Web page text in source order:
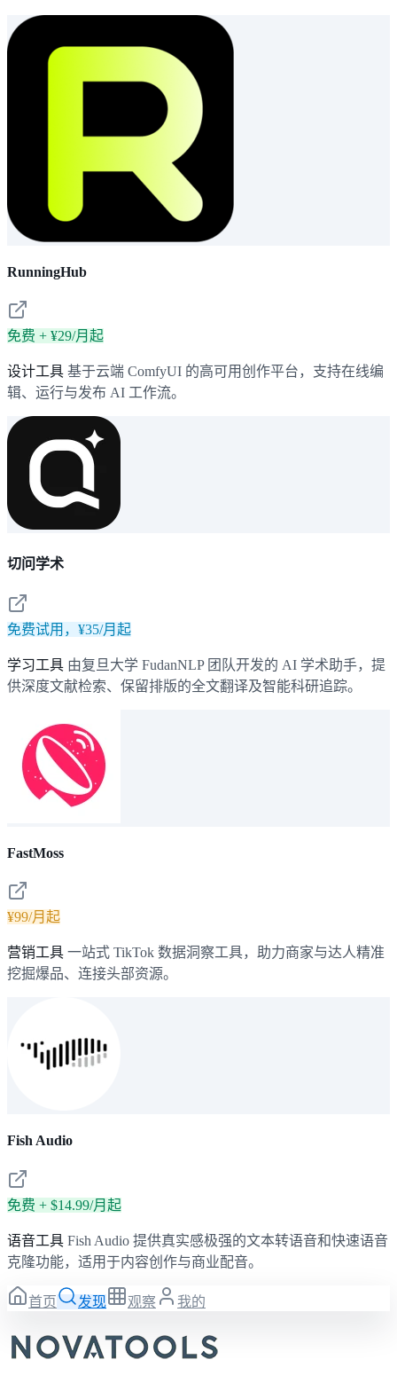
RunningHub
免费 + ¥29/月起
设计工具 基于云端 ComfyUI 的高可用创作平台，支持在线编
辑、运行与发布 AI 工作流。
切问学术
免费试用，¥35/月起
学习工具 由复旦大学 FudanNLP 团队开发的 AI 学术助手，提
供深度文献检索、保留排版的全文翻译及智能科研追踪。
FastMoss
¥99/月起
营销工具 一站式 TikTok 数据洞察工具，助力商家与达人精准
挖掘爆品、连接头部资源。
Fish Audio
免费 + $14.99/月起
语音工具 Fish Audio 提供真实感极强的文本转语音和快速语音
克隆功能，适用于内容创作与商业配音。
首页 发现 观察 我的